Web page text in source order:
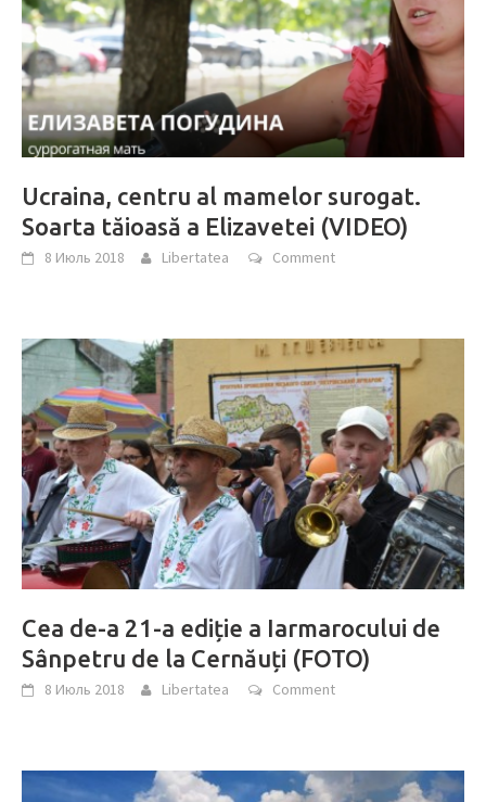
Ucraina, centru al mamelor surogat.
Soarta tăioasă a Elizavetei (VIDEO)
8 Июль 2018 Libertatea Comment
Cea de-a 21-a ediție a Iarmarocului de
Sânpetru de la Cernăuți (FOTO)
8 Июль 2018 Libertatea Comment